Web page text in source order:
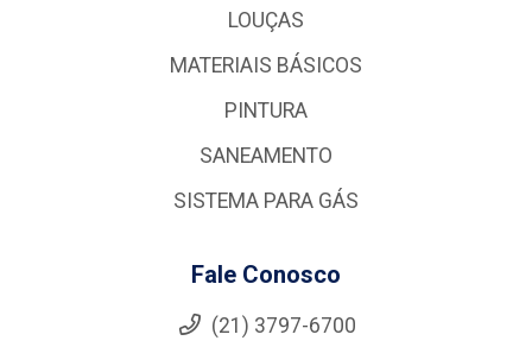
LOUÇAS
MATERIAIS BÁSICOS
PINTURA
SANEAMENTO
SISTEMA PARA GÁS
Fale Conosco
(21) 3797-6700